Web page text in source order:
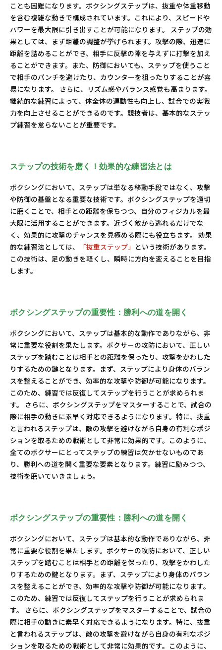
ことも困難になります。ボクシングステップは、抜重や体重移動
を含む複雑な動きで構成されています。これにより、スピードや
パワーを最大限に引き出すことが可能になります。 ステップの効
果としては、まず距離の調整が挙げられます。攻撃の際、迅速に
距離を詰めることができ、相手に反撃の隙を与えずに打撃を加え
ることができます。また、防御においても、ステップを使うこと
で相手のパンチを避けたり、カウンターを狙ったりすることが容
易になります。 さらに、リズム感やバランス感覚も高まります。
継続的な練習によって、体全体の連動性も向上し、試合での実戦
力を向上させることができるのです。競技者は、基本的なステッ
プ練習を怠らないことが重要です。
ステップの技術を磨く！効果的な練習法とは
ボクシングにおいて、ステップは単なる移動手段ではなく、攻撃
や防御の基盤となる重要な技術です。ボクシングステップを適切
に磨くことで、相手との距離を保ちつつ、自分のフィジカルを最
大限に活用することができます。近づく敵から逃れるだけでな
く、効果的に攻撃のチャンスを見極める際にも役立ちます。 効果
的な練習法としては、
「抜重ステップ」 という技術があります。
この技術は、足の動きを軽くし、瞬時に方向を変えることを目指
します。
ボクシングステップの重要性：勝利への道を開く
ボクシングにおいて、ステップは基本的な動作でありながら、非
常に重要な役割を果たします。ボクサーの攻防において、正しい
ステップを踏むことは相手との距離を保ったり、攻撃をかわした
りするための鍵となります。まず、ステップにより身体のバラン
スを整えることができ、効率的な攻撃や防御が可能になります。
このため、練習では反復してステップを行うことが求められま
す。 さらに、ボクシングステップをマスターすることで、試合の
際に相手の動きに素早く対応できるようになります。特に、抜重
と言われるステップは、敵の攻撃を避けながら自身の有利なポジ
ションを取るための戦術として非常に効果的です。このように、
全てのボクサーにとってステップの練習は欠かせないものであ
り、勝利への道を開く重要な要素となります。練習に励みつつ、
技術を磨いていきましょう。
ボクシングステップの重要性：勝利への道を開く
ボクシングにおいて、ステップは基本的な動作でありながら、非
常に重要な役割を果たします。ボクサーの攻防において、正しい
ステップを踏むことは相手との距離を保ったり、攻撃をかわした
りするための鍵となります。まず、ステップにより身体のバラン
スを整えることができ、効率的な攻撃や防御が可能になります。
このため、練習では反復してステップを行うことが求められま
す。 さらに、ボクシングステップをマスターすることで、試合の
際に相手の動きに素早く対応できるようになります。特に、抜重
と言われるステップは、敵の攻撃を避けながら自身の有利なポジ
ションを取るための戦術として非常に効果的です。このように、